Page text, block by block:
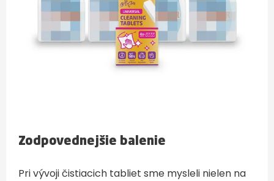
Zodpovednejšie balenie
Pri vývoji čistiacich tabliet sme mysleli nielen na